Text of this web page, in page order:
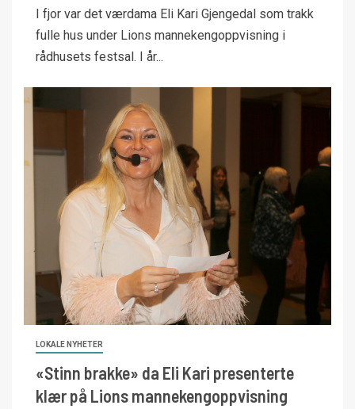
I fjor var det værdama Eli Kari Gjengedal som trakk
fulle hus under Lions mannekengoppvisning i
rådhusets festsal. I år...
LOKALE NYHETER
«Stinn brakke» da Eli Kari presenterte
klær på Lions mannekengoppvisning